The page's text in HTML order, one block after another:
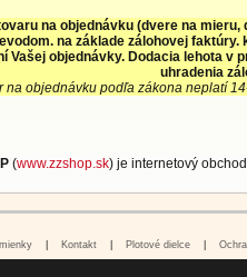
na objednávku (dvere na
na základe zálohovej
Vašej objednávky. Dodacia lehota v
uhradenia
na objednávku podľa zákona neplatí
(www.zzshop.sk) je internetový
Kontakt Plotové dielce